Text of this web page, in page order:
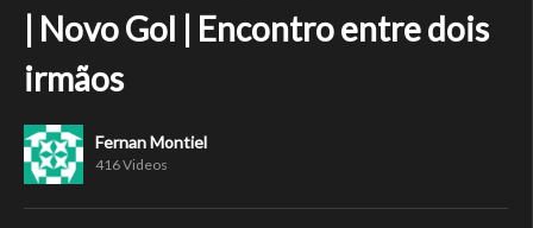
| Novo Gol | Encontro entre dois
irmãos
Fernan Montiel
416 Videos